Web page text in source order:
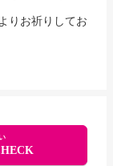
りお祈りしてお